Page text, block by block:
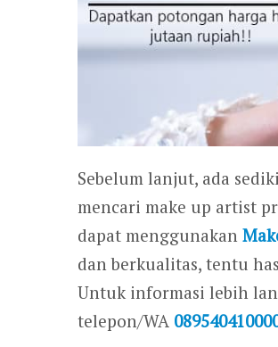
Sebelum lanjut, ada
mencari make up artist
dapat menggunakan
dan berkualitas, tentu
Untuk informasi lebih
telepon/WA